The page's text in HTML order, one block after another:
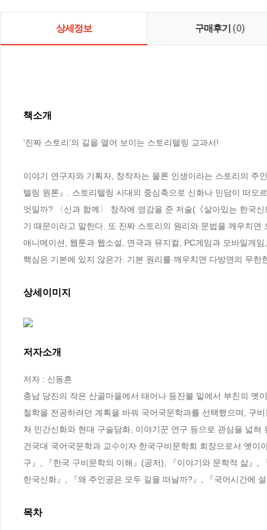
상세정보 구매후기 (0)
책소개
‘진짜 스토리’의 길을 열어 보이는 스토리텔링 교과서!
이야기 연구자와 기획자, 창작자는 물론 인생이라는 스토리의 주
텔링 원론』. 스토리텔링 시대의 중심축으로 신화나 민담이 떠오
엇일까? 〈신과 함께〉 창작에 영감을 준 저술(《살아있는 한국
기 때문이라고 말한다. 또 진짜 스토리의 원리와 문법을 깨우치
애니메이션, 웹툰과 웹소설, 연극과 뮤지컬, PC게임과 모바일게
핵심은 기본에 있지 않은가. 기본 원리를 깨우치면 다방면의 무
상세이미지
저자소개
저자 : 신동흔
충남 당진의 작은 산골마을에서 태어나 등잔불 밑에서 부친의 옛
철학을 전공하려던 계획을 바꿔 국어국문학과를 선택했으며, 구
쳐 민간신화와 현대 구술담화, 이야기꾼 연구 등으로 관심을 넓
건국대 국어국문학과 교수이자 한국구비문학회 회장으로서 옛
구』, 『한국 구비문학의 이해』(공저), 『이야기와 문학적 삶』,
한국신화』, 『왜 주인공은 모두 길을 떠날까?』, 『국어시간에
목차